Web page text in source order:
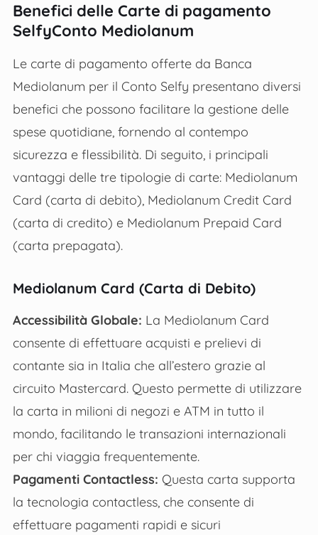
Benefici delle Carte di pagamento
SelfyConto Mediolanum
Le carte di pagamento offerte da Banca
Mediolanum per il Conto Selfy presentano diversi
benefici che possono facilitare la gestione delle
spese quotidiane, fornendo al contempo
sicurezza e flessibilità. Di seguito, i principali
vantaggi delle tre tipologie di carte: Mediolanum
Card (carta di debito), Mediolanum Credit Card
(carta di credito) e Mediolanum Prepaid Card
(carta prepagata).
Mediolanum Card (Carta di Debito)
Accessibilità Globale: La Mediolanum Card
consente di effettuare acquisti e prelievi di
contante sia in Italia che all’estero grazie al
circuito Mastercard. Questo permette di utilizzare
la carta in milioni di negozi e ATM in tutto il
mondo, facilitando le transazioni internazionali
per chi viaggia frequentemente​.
Pagamenti Contactless: Questa carta supporta
la tecnologia contactless, che consente di
effettuare pagamenti rapidi e sicuri